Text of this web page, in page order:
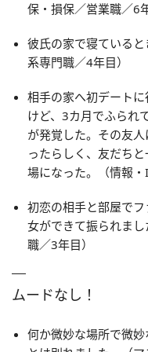
保・損保／営業職／6
彼氏の家で寝ている
系専門職／4年目）
相手の家へ初デート
けど、3カ月でふられ
が発覚した。その友
ったらしく、友だち
場になった。（情報・
初恋の相手と部屋で
女ができて振られま
職／3年目）
ムードなし！
何か微妙な場所で微